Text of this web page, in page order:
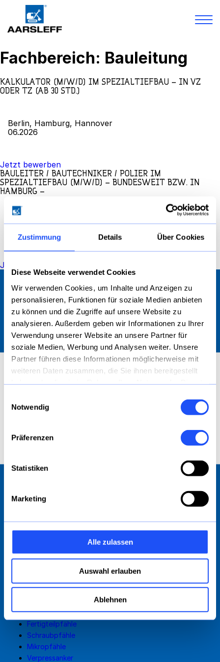
Zustimmung Details Über Cookies
Diese Webseite verwendet Cookies
Wir verwenden Cookies, um Inhalte und Anzeigen zu
personalisieren, Funktionen für soziale Medien anbieten
zu können und die Zugriffe auf unsere Website zu
analysieren. Außerdem geben wir Informationen zu Ihrer
Verwendung unserer Website an unsere Partner für
soziale Medien, Werbung und Analysen weiter. Unsere
Partner führen diese Informationen möglicherweise mit
weiteren Daten zusammen, die Sie ihnen bereitgestellt
Notwendig
Präferenzen
Statistiken
Marketing
Alle zulassen
Auswahl erlauben
Ablehnen
Skip
to
Leistungen
Karriere
Kontakt
Fachbereich: Bauleitung
KALKULATOR (M/W/D) IM SPEZIALTIEFBAU – IN VZ
ODER TZ (AB 30 STD.)
Berlin, Hamburg, Hannover
06.2026
Jetzt bewerben
BAULEITER / BAUTECHNIKER / POLIER IM
SPEZIALTIEFBAU (M/W/D) – BUNDESWEIT BZW. IN
HAMBURG –
Bundesweit
06.2026
Jetzt bewerben
Nagelsweg 33-35
Projekte
Über Uns
Bibliothek
Impressum
SERVICES
Rammpfähle
Fertigteilpfähle
Schraubpfähle
Mikropfähle
Verpressanker
Willkommen bei AARSLEFF Spezialtiefbau!
GmbH in die AARSLEFF Spezialtiefbau GmbH,
www.aarsleff.de